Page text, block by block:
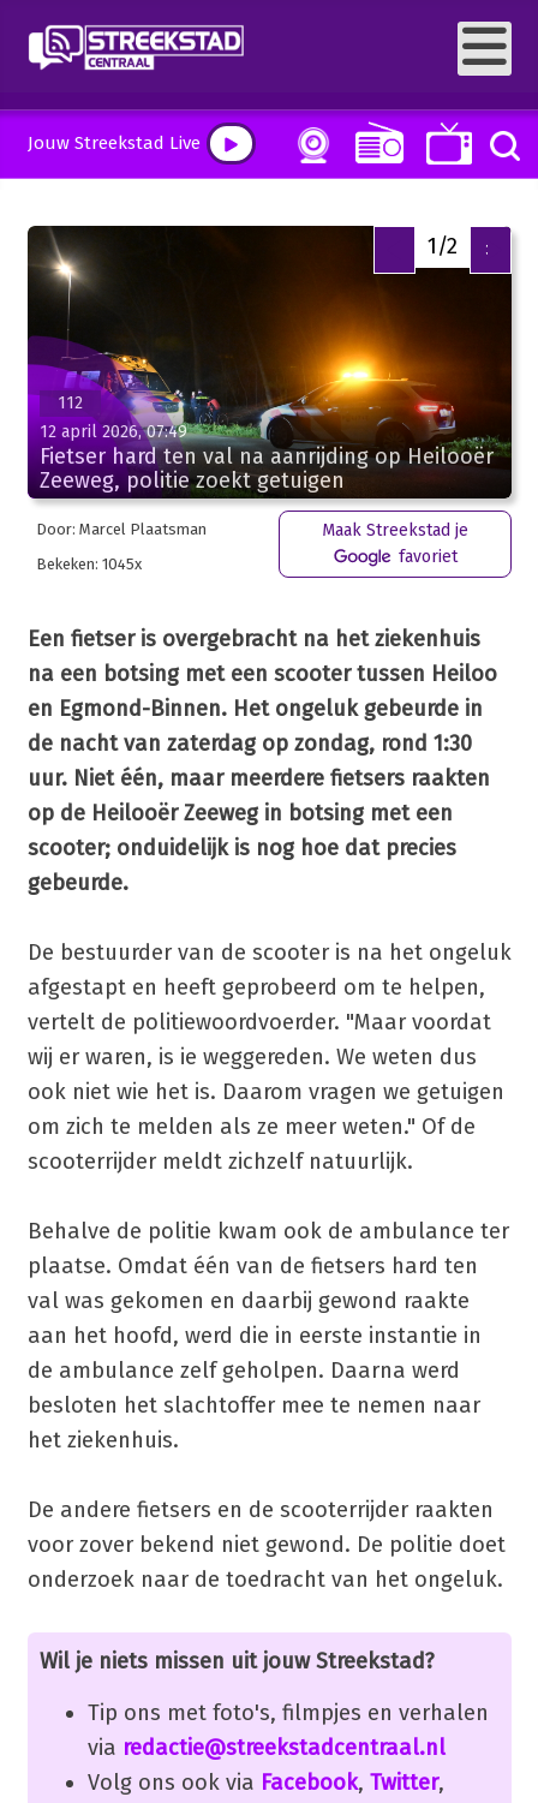
Jouw Streekstad Live
>
1/2
112
12 april 2026, 07:49
Fietser hard ten val na aanrijding op Heilooër
Zeeweg, politie zoekt getuigen
Door: Marcel Plaatsman
Bekeken: 1045x
Maak Streekstad je
favoriet
Een fietser is overgebracht na het ziekenhuis
na een botsing met een scooter tussen Heiloo
en Egmond-Binnen. Het ongeluk gebeurde in
de nacht van zaterdag op zondag, rond 1:30
uur. Niet één, maar meerdere fietsers raakten
op de Heilooër Zeeweg in botsing met een
scooter; onduidelijk is nog hoe dat precies
gebeurde.
De bestuurder van de scooter is na het ongeluk
afgestapt en heeft geprobeerd om te helpen,
vertelt de politiewoordvoerder. "Maar voordat
wij er waren, is ie weggereden. We weten dus
ook niet wie het is. Daarom vragen we getuigen
om zich te melden als ze meer weten." Of de
scooterrijder meldt zichzelf natuurlijk.
Behalve de politie kwam ook de ambulance ter
plaatse. Omdat één van de fietsers hard ten
val was gekomen en daarbij gewond raakte
aan het hoofd, werd die in eerste instantie in
de ambulance zelf geholpen. Daarna werd
besloten het slachtoffer mee te nemen naar
het ziekenhuis.
De andere fietsers en de scooterrijder raakten
voor zover bekend niet gewond. De politie doet
onderzoek naar de toedracht van het ongeluk.
Wil je niets missen uit jouw Streekstad?
Tip ons met foto's, filmpjes en verhalen
via redactie@streekstadcentraal.nl
Volg ons ook via Facebook, Twitter,